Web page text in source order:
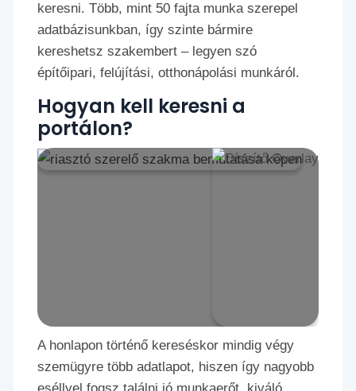
keresni. Több, mint 50 fajta munka szerepel
adatbázisunkban, így szinte bármire
kereshetsz szakembert – legyen szó
építőipari, felújítási, otthonápolási munkáról.
Hogyan kell keresni a
portálon?
A honlapon történő kereséskor mindig végy
szemügyre több adatlapot, hiszen így nagyobb